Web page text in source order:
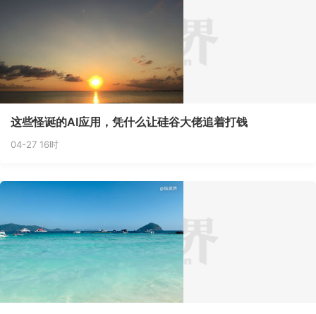
这些怪诞的AI应用，凭什么让硅谷大佬追着打钱
04-27 16时